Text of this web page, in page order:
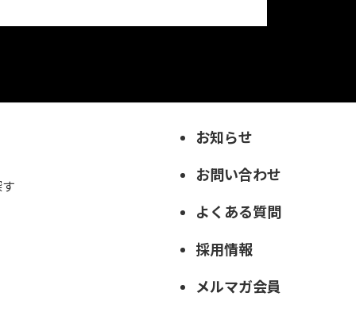
お知らせ
お問い合わせ
よくある質問
採用情報
メルマガ会員